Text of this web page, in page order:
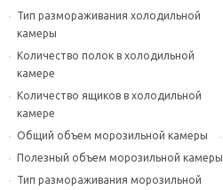
Тип размораживания холодильной
камеры
Количество полок в холодильной
камере
Количество ящиков в холодильной
камере
Общий объем морозильной камеры
Полезный объем морозильной камеры
Тип размораживания морозильной